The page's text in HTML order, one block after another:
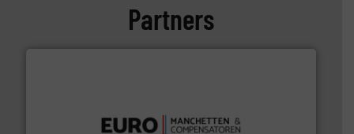
Partners